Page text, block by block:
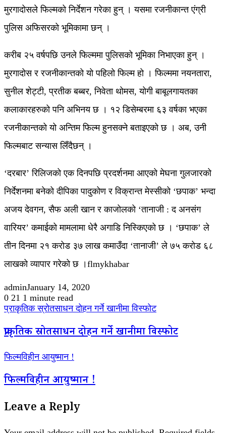
मुरगादोसले फिल्मको निर्देशन गरेका हुन् । यसमा रजनीकान्त एंग्री
पुलिस अफिसरको भूमिकामा छन् ।
करीब २५ वर्षपछि उनले फिल्ममा पुलिसको भूमिका निभाएका हुन् ।
मुरगादोस र रजनीकान्तको यो पहिलो फिल्म हो । फिल्ममा नयनतारा,
सुनील शेट्टी, प्रतीक बब्बर, निवेता थोमस, योगी बाबूलगायतका
कलाकारहरुको पनि अभिनय छ । १२ डिसेम्बरमा ६३ वर्षका भएका
रजनीकान्तको यो अन्तिम फिल्म हुनसक्ने बताइएको छ । अब, उनी
फिल्मबाट सन्यास लिँदैछन् ।
‘दरबार’ रिलिजको एक दिनपछि प्रदर्शनमा आएको मेघना गुलजारको
निर्देशनमा बनेको दीपिका पादुकोण र विक्रान्त मेस्सीको ‘छपाक’ भन्दा
अजय देवगन, सैफ अली खान र काजोलको ‘तानाजी : द अनसंग
वारियर’ कमाईको मामलामा धेरै अगाडि निस्किएको छ । ‘छपाक’ ले
तीन दिनमा २१ करोड ३७ लाख कमाउँदा ‘तानाजी’ ले ७५ करोड ६८
लाखको व्यापार गरेको छ ।flmykhabar
adminJanuary 14, 2020
0 21 1 minute read
प्राकृतिक स्रोतसाधन दोहन गर्ने खानीमा विस्फोट
प्राकृतिक स्रोतसाधन दोहन गर्ने खानीमा विस्फोट
फिल्मविहीन आयुष्मान !
फिल्मविहीन आयुष्मान !
Leave a Reply